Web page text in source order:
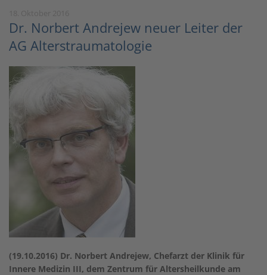
Dr. Norbert Andrejew neuer Leiter der
AG Alterstraumatologie
(19.10.2016) Dr. Norbert Andrejew, Chefarzt der Klinik für
Innere Medizin III, dem Zentrum für Altersheilkunde am